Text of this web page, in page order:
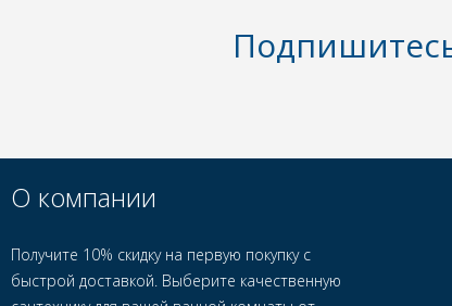
О компании
Получите 10% скидку на первую покупку с
быстрой доставкой. Выберите качественную